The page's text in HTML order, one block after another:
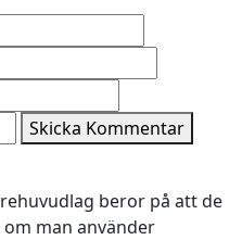
Skicka Kommentar
beror på att de
man använder